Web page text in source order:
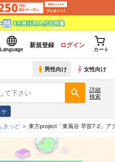
Language
新規登録 ログイン
カート
男性向け 女性向け
詳細
検索
きっど 東方project「東風谷 早苗7-2」ア